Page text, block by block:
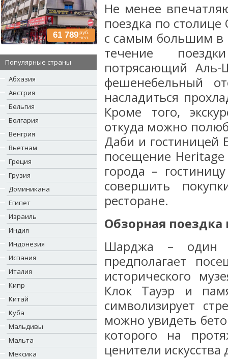
61 789руб.
чел.
Популярные страны
Абхазия
Австрия
Бельгия
Болгария
Венгрия
Вьетнам
Греция
Грузия
Доминикана
Египет
Израиль
Индия
Индонезия
Испания
Италия
Кипр
Китай
Куба
Мальдивы
Мальта
Мексика
Не менее
поездка по
с самым большим в
течение
потрясающий
фешенебельный
насладиться
Кроме того,
откуда можно
Даби и гостиницей
посещение
города –
совершить
ресторане.
Обзорная
Шарджа – один
предполагает
исторического
Клок Тауэр и
символизирует
можно увидеть
которого на
ценители